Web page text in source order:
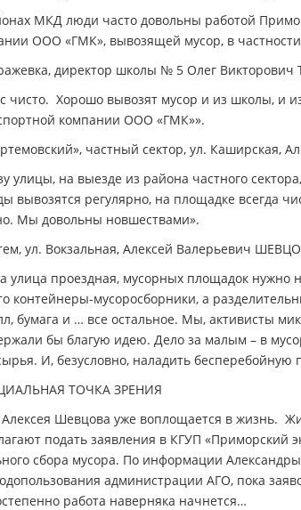
МКД люди часто довольны работой
ООО «ГМК», вывозящей мусор, в
директор школы № 5 Олег Викторович
чисто. Хорошо вывозят мусор и из школы, и
компании ООО «ГМК»».
частный сектор, ул. Каширская,
улицы, на выезде из района частного
вывозятся регулярно, на площадке всегда
Мы довольны новшествами».
ул. Вокзальная, Алексей Валерьевич
улица проездная, мусорных площадок нужно
контейнеры-мусоросборники, а
бумага и … все остальное. Мы, активисты
бы благую идею. Дело за малым – в
И, безусловно, наладить бесперебойную
ТОЧКА ЗРЕНИЯ
Шевцова уже воплощается в жизнь.
подать заявления в КГУП «Приморский
сбора мусора. По информации
администрации АГО, пока
работа наверняка начнется…